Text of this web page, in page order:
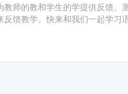
师的教和学生的学提供反馈。
馈教学。快来和我们一起学习